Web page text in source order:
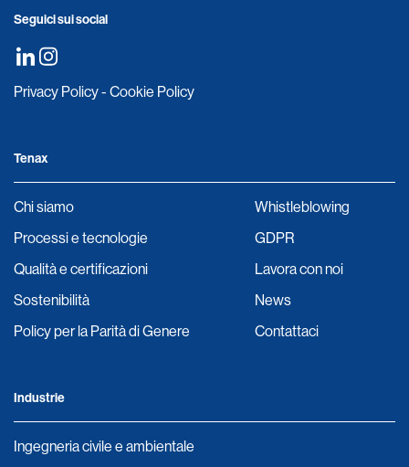
Seguici sui social
Privacy Policy- Cookie Policy
Tenax
Chi siamo
Processi e tecnologie
Qualità e certificazioni
Sostenibilità
Policy per la Parità di Genere
Whistleblowing
GDPR
Lavora con noi
News
Contattaci
Industrie
Ingegneria civile e ambientale